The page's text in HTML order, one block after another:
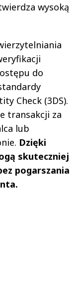
wysoką
do
Check (3DS).
transakcji za
lub
Dzięki
skuteczniej
pogarszania